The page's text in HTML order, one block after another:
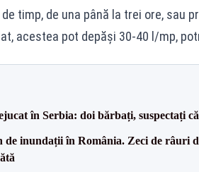
timp, de una până la trei ore, sau
acestea pot depăși 30-40 l/mp,
în Serbia: doi bărbați, suspectați
de inundații în România. Zeci de râuri